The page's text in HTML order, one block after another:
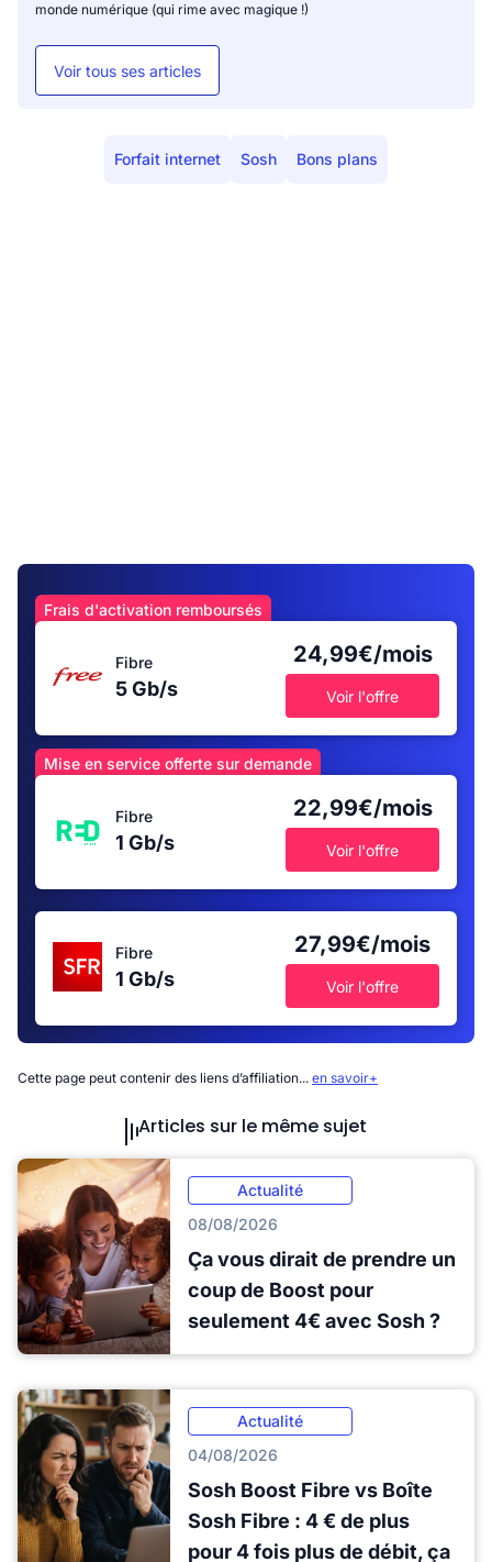
monde numérique (qui rime avec magique !)
Voir tous ses articles
Forfait internet Sosh Bons plans
Frais d'activation remboursés
Fibre
5 Gb/s
24,99€/mois
Voir l'offre
Mise en service offerte sur demande
Fibre
1 Gb/s
22,99€/mois
Voir l'offre
Fibre
1 Gb/s
27,99€/mois
Voir l'offre
Cette page peut contenir des liens d’affiliation... en savoir+
Articles sur le même sujet
Actualité
08/08/2026
Ça vous dirait de prendre un
coup de Boost pour
seulement 4€ avec Sosh ?
Actualité
04/08/2026
Sosh Boost Fibre vs Boîte
Sosh Fibre : 4 € de plus
pour 4 fois plus de débit, ça